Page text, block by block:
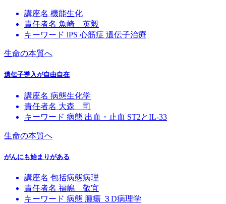
講座名 機能生化
責任者名 魚崎 英毅
キーワード iPS 心筋症 遺伝子治療
生命の本質へ
遺伝子導入が自由自在
講座名 病態生化学
責任者名 大森 司
キーワード 病態 出血・止血 ST2とIL-33
生命の本質へ
がんにも始まりがある
講座名 包括病態病理
責任者名 福嶋 敬宜
キーワード 病態 腫瘍 ３D病理学